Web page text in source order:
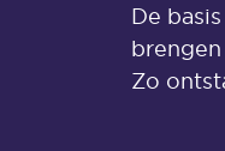
De
Zo